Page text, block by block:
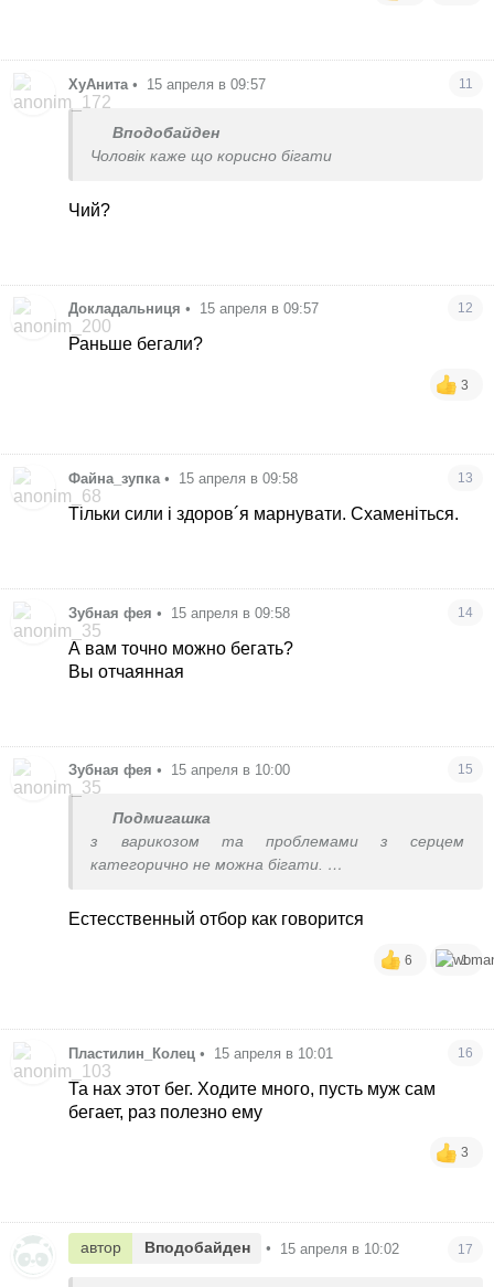
ХуАнита • 15 апреля в 09:57 11
Вподобайден
Чоловік каже що корисно бігати
Чий?
Докладальниця • 15 апреля в 09:57 12
Раньше бегали?
3
Файна_зупка • 15 апреля в 09:58 13
Тільки сили і здоров´я марнувати. Схаменіться.
Зубная фея • 15 апреля в 09:58 14
А вам точно можно бегать?
Вы отчаянная
Зубная фея • 15 апреля в 10:00 15
Подмигашка
з варикозом та проблемами з серцем
категорично не можна бігати.
Естесственный отбор как говорится
6 1
Пластилин_Колец • 15 апреля в 10:01 16
Та нах этот бег. Ходите много, пусть муж сам
бегает, раз полезно ему
3
автор Вподобайден • 15 апреля в 10:02 17